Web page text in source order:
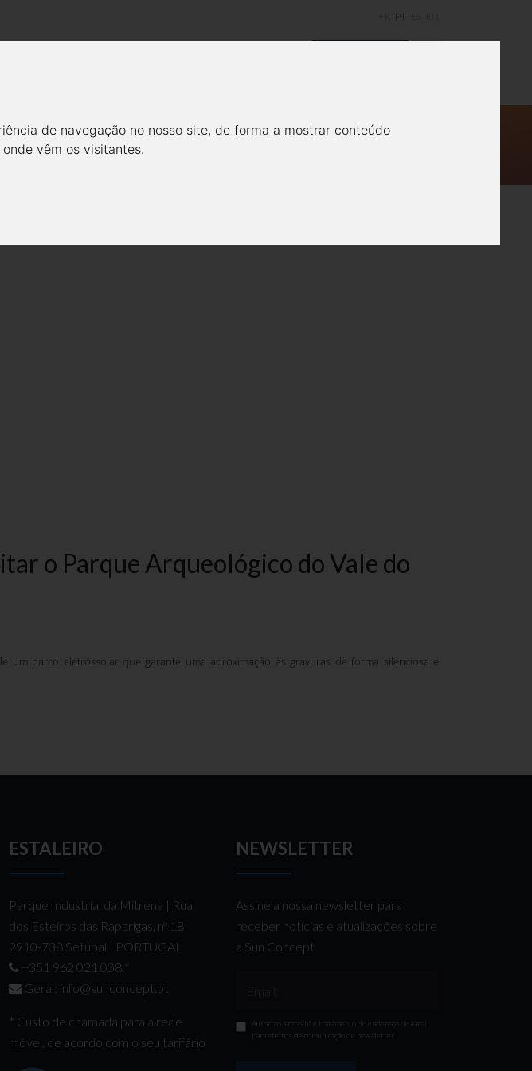
de navegação no nosso site, de forma a mostrar conteúdo
vêm os visitantes.
PT
FORMA DE VISITAR O PARQUE
VALE DO CÔA
o Parque Arqueológico do Vale do
barco eletrossolar que garante uma aproximação às gravuras de forma silenciosa e
ESTALEIRO
Parque Industrial da Mitrena | Rua
dos Esteiros das Raparigas, nº 18
2910-738 Setúbal | PORTUGAL
+351 962 021 008 *
Geral: info@sunconcept.pt
* Custo de chamada para a rede
móvel, de acordo com o seu tarifário
NEWSLETTER
Assine a nossa newsletter para
receber notícias e atualizações sobre
a Sun Concept
Autorizo a recolha e tratamento do endereço de email
para efeitos de comunicação de newsletter